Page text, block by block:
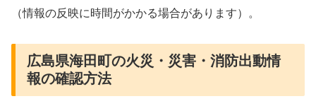
（情報の反映に時間がかかる場合があります）。
広島県海田町の火災・災害・消防出動情
報の確認方法